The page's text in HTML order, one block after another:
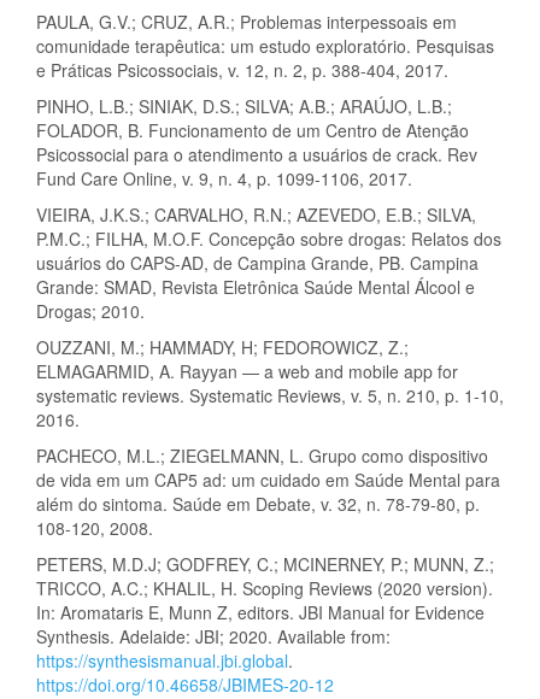
PAULA, G.V.; CRUZ, A.R.; Problemas interpessoais em
comunidade terapêutica: um estudo exploratório. Pesquisas
e Práticas Psicossociais, v. 12, n. 2, p. 388-404, 2017.
PINHO, L.B.; SINIAK, D.S.; SILVA; A.B.; ARAÚJO, L.B.;
FOLADOR, B. Funcionamento de um Centro de Atenção
Psicossocial para o atendimento a usuários de crack. Rev
Fund Care Online, v. 9, n. 4, p. 1099-1106, 2017.
VIEIRA, J.K.S.; CARVALHO, R.N.; AZEVEDO, E.B.; SILVA,
P.M.C.; FILHA, M.O.F. Concepção sobre drogas: Relatos dos
usuários do CAPS-AD, de Campina Grande, PB. Campina
Grande: SMAD, Revista Eletrônica Saúde Mental Álcool e
Drogas; 2010.
OUZZANI, M.; HAMMADY, H; FEDOROWICZ, Z.;
ELMAGARMID, A. Rayyan — a web and mobile app for
systematic reviews. Systematic Reviews, v. 5, n. 210, p. 1-10,
2016.
PACHECO, M.L.; ZIEGELMANN, L. Grupo como dispositivo
de vida em um CAP5 ad: um cuidado em Saúde Mental para
além do sintoma. Saúde em Debate, v. 32, n. 78-79-80, p.
108-120, 2008.
PETERS, M.D.J; GODFREY, C.; MCINERNEY, P.; MUNN, Z.;
TRICCO, A.C.; KHALIL, H. Scoping Reviews (2020 version).
In: Aromataris E, Munn Z, editors. JBI Manual for Evidence
Synthesis. Adelaide: JBI; 2020. Available from:
https://synthesismanual.jbi.global.
https://doi.org/10.46658/JBIMES-20-12